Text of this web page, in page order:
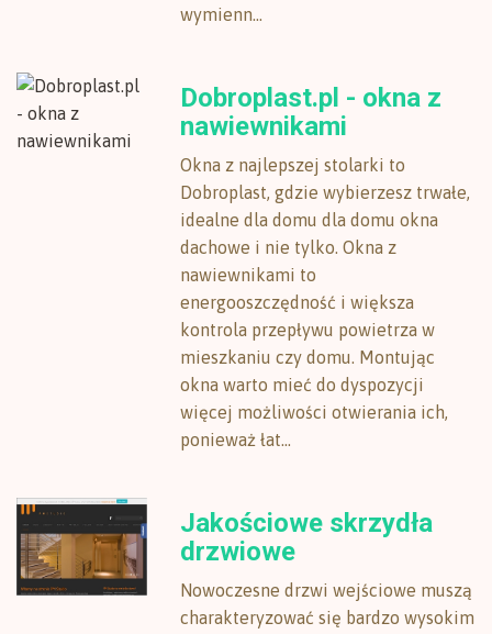
wymienn...
Dobroplast.pl - okna z
nawiewnikami
Okna z najlepszej stolarki to
Dobroplast, gdzie wybierzesz trwałe,
idealne dla domu dla domu okna
dachowe i nie tylko. Okna z
nawiewnikami to
energooszczędność i większa
kontrola przepływu powietrza w
mieszkaniu czy domu. Montując
okna warto mieć do dyspozycji
więcej możliwości otwierania ich,
ponieważ łat...
Jakościowe skrzydła
drzwiowe
Nowoczesne drzwi wejściowe muszą
charakteryzować się bardzo wysokim